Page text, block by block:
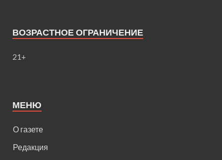
ВОЗРАСТНОЕ ОГРАНИЧЕНИЕ
21+
МЕНЮ
О газете
Редакция